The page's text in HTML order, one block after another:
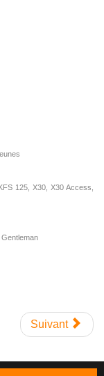
125, X30, X30 Access,
Suivant